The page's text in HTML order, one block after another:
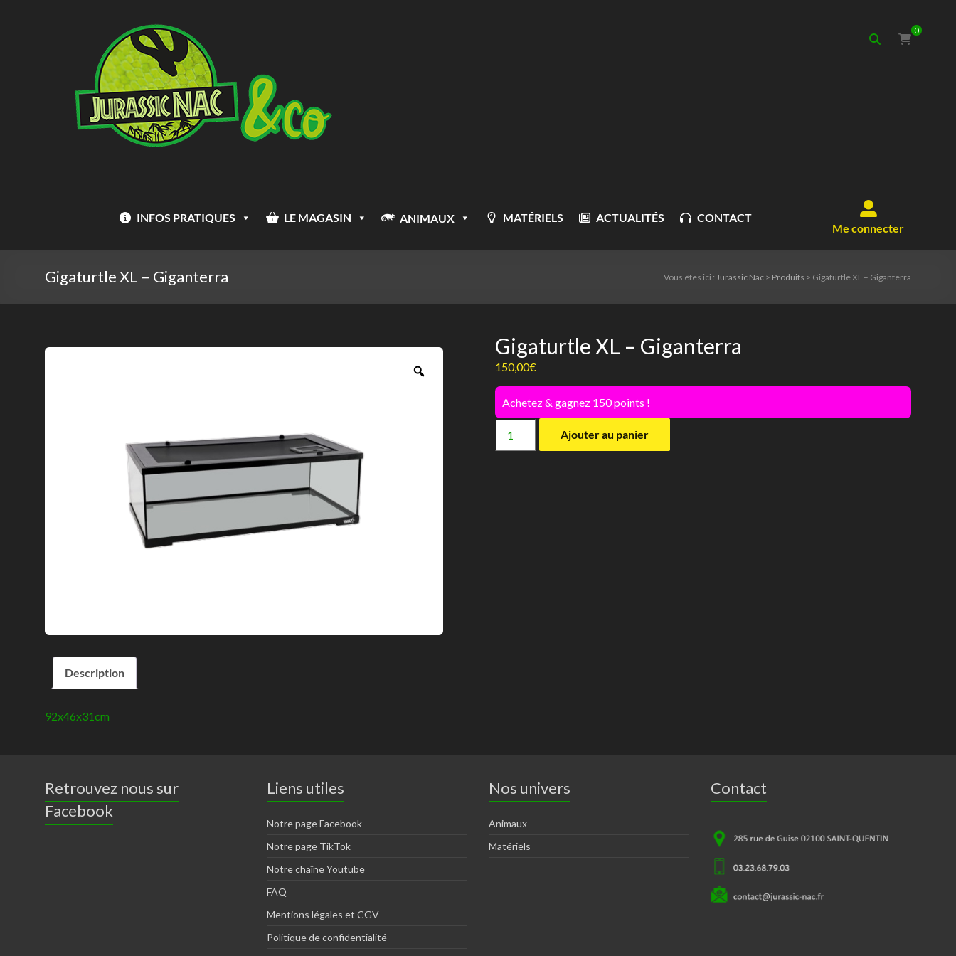
Jurassic
0
Me connecter
INFOS PRATIQUES LE MAGASIN ANIMAUX MATÉRIELS ACTUALITÉS CONTACT
Gigaturtle XL – Giganterra Vous êtes ici : Jurassic Nac > Produits > Gigaturtle XL – Giganterra
Gigaturtle XL – Giganterra
150,00€
Achetez & gagnez 150 points !
Ajouter au panier
Description
92x46x31cm
Retrouvez nous sur
Facebook
Liens utiles
Notre page Facebook
Notre page TikTok
Notre chaîne Youtube
FAQ
Mentions légales et CGV
Politique de confidentialité
Nos univers
Animaux
Matériels
Contact